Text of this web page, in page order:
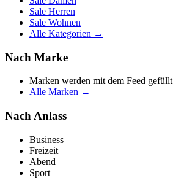
Sale Herren
Sale Wohnen
Alle Kategorien →
Nach Marke
Marken werden mit dem Feed gefüllt
Alle Marken →
Nach Anlass
Business
Freizeit
Abend
Sport